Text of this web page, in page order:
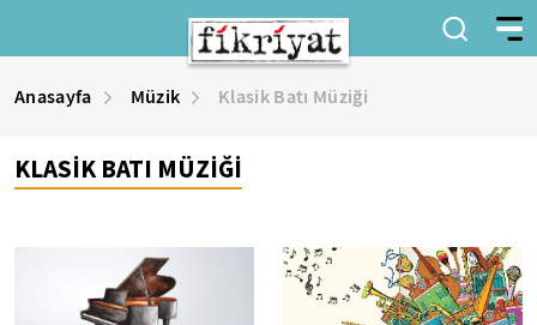
Anasayfa Müzik Klasik Batı Müziği
KLASİK BATI MÜZİĞİ